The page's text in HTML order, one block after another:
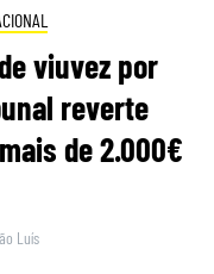
viuvez por
reverte
de 2.000€
Luís